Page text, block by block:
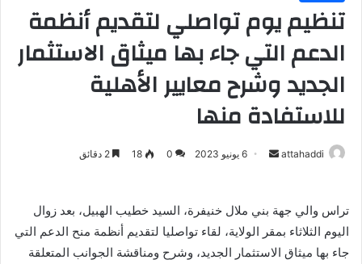
تنظيم يوم تواصلي لتقديم أنظمة
الدعم التي جاء بها ميثاق الاستثمار
الجديد وشرح معايير الأهلية
للاستفادة منها
attahaddi
أرسل 6 يونيو 2023 0
18
تراس والي جهة بني ملال خنيفرة، السيد خطيب الهبيل، بعد زوال
اليوم الثلاثاء بمقر الولاية، لقاء تواصليا لتقديم أنظمة منح الدعم التي
جاء بها ميثاق الاستثمار الجديد، وشرح ومناقشة الجوانب المتعلقة